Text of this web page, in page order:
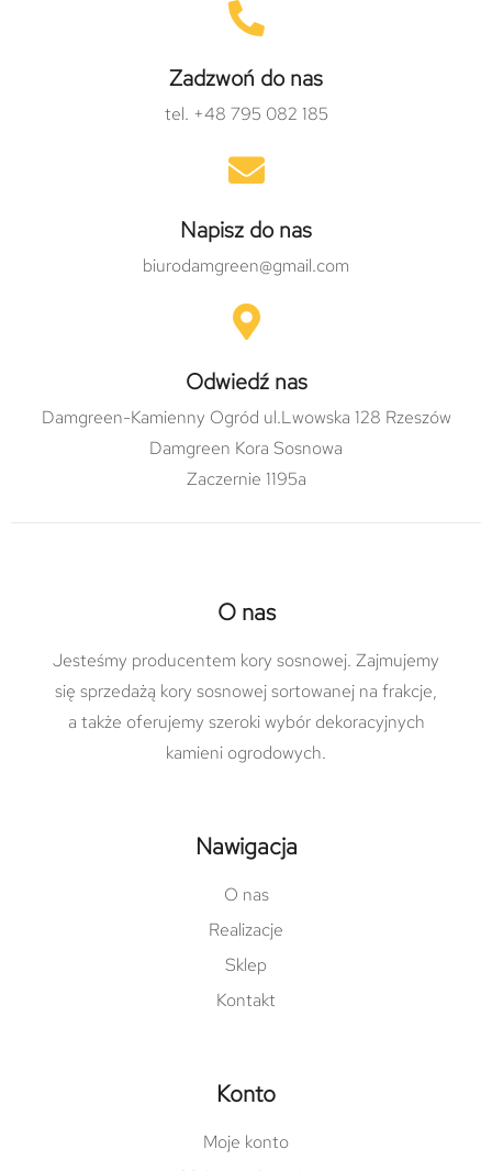
Zadzwoń do nas
tel. +48 795 082 185
Napisz do nas
biurodamgreen@gmail.com
Odwiedź nas
Damgreen-Kamienny Ogród ul.Lwowska 128 Rzeszów
Damgreen Kora Sosnowa
Zaczernie 1195a
O nas
Jesteśmy producentem kory sosnowej. Zajmujemy
się sprzedażą kory sosnowej sortowanej na frakcje,
a także oferujemy szeroki wybór dekoracyjnych
kamieni ogrodowych.
Nawigacja
O nas
Realizacje
Sklep
Kontakt
Konto
Moje konto